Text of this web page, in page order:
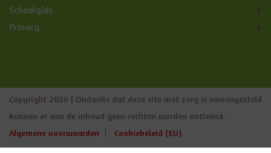
Schoolgids
Privacy
Copyright 2026 | Ondanks dat deze site met zorg is samengesteld
kunnen er aan de inhoud geen rechten worden ontleend.
Algemene voorwaarden
Cookiebeleid (EU)